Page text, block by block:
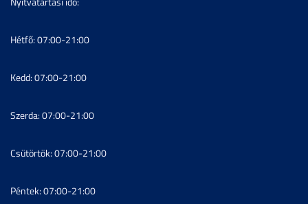
Hétfő: 07:00-21:00
Kedd: 07:00-21:00
Szerda: 07:00-21:00
Csütörtök: 07:00-21:00
Péntek: 07:00-21:00